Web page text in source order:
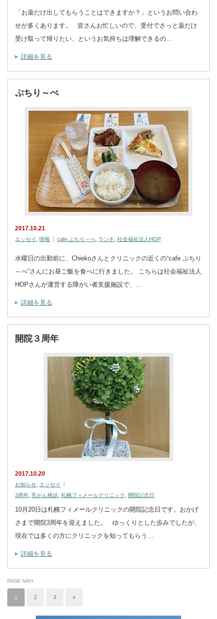
「お薬だけ出してもらうことはできますか？」というお問い合わ
せが多くあります。 皆さんお忙しいので、受付でさっと薬だけ
受け取って帰りたい、というお気持ちは理解できるの…
詳細を見る
ぷちり～べ
2017.10.21
エッセイ ,情報 cafe ぷちり～べ ランチ 社会福祉法人HOP
水曜日の出勤前に、Chiekoさんとクリニックの近くの“cafe ぷちり
～べ”さんにお昼ご飯を食べに行きました。 こちらは社会福祉法人
HOPさんが運営する障がい者支援施設で、…
詳細を見る
開院３周年
2017.10.20
お知らせ エッセイ
3周年 乳がん検診 札幌フィメールクリニック 開院記念日
10月20日は札幌フィメールクリニックの開院記念日です。おかげ
さまで開院3周年を迎えました。 ゆっくりとした歩みでしたが、
現在では多くの方にクリニックを知ってもらう…
詳細を見る
PAGE NAVI
1 2 3 »